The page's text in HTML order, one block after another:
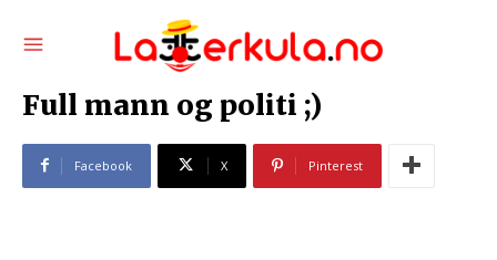
Full mann og politi ;)
Facebook X Pinterest